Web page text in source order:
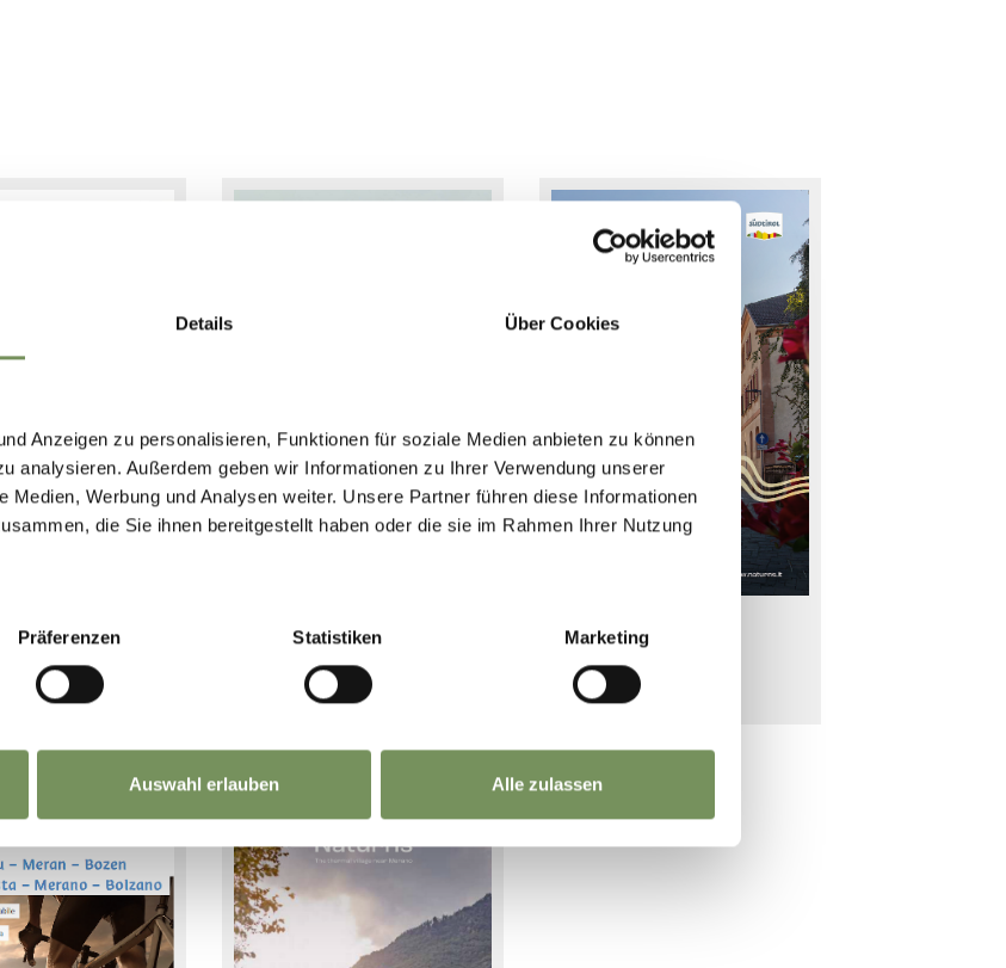
Details Über Cookies
Anzeigen zu personalisieren, Funktionen für soziale Medien anbieten zu können
analysieren. Außerdem geben wir Informationen zu Ihrer Verwendung unserer
Medien, Werbung und Analysen weiter. Unsere Partner führen diese Informationen
die Sie ihnen bereitgestellt haben oder die sie im Rahmen Ihrer Nutzung
Präferenzen Statistiken Marketing
Auswahl erlauben Alle zulassen
Bike-Map Naturns
browse online
browse online
download